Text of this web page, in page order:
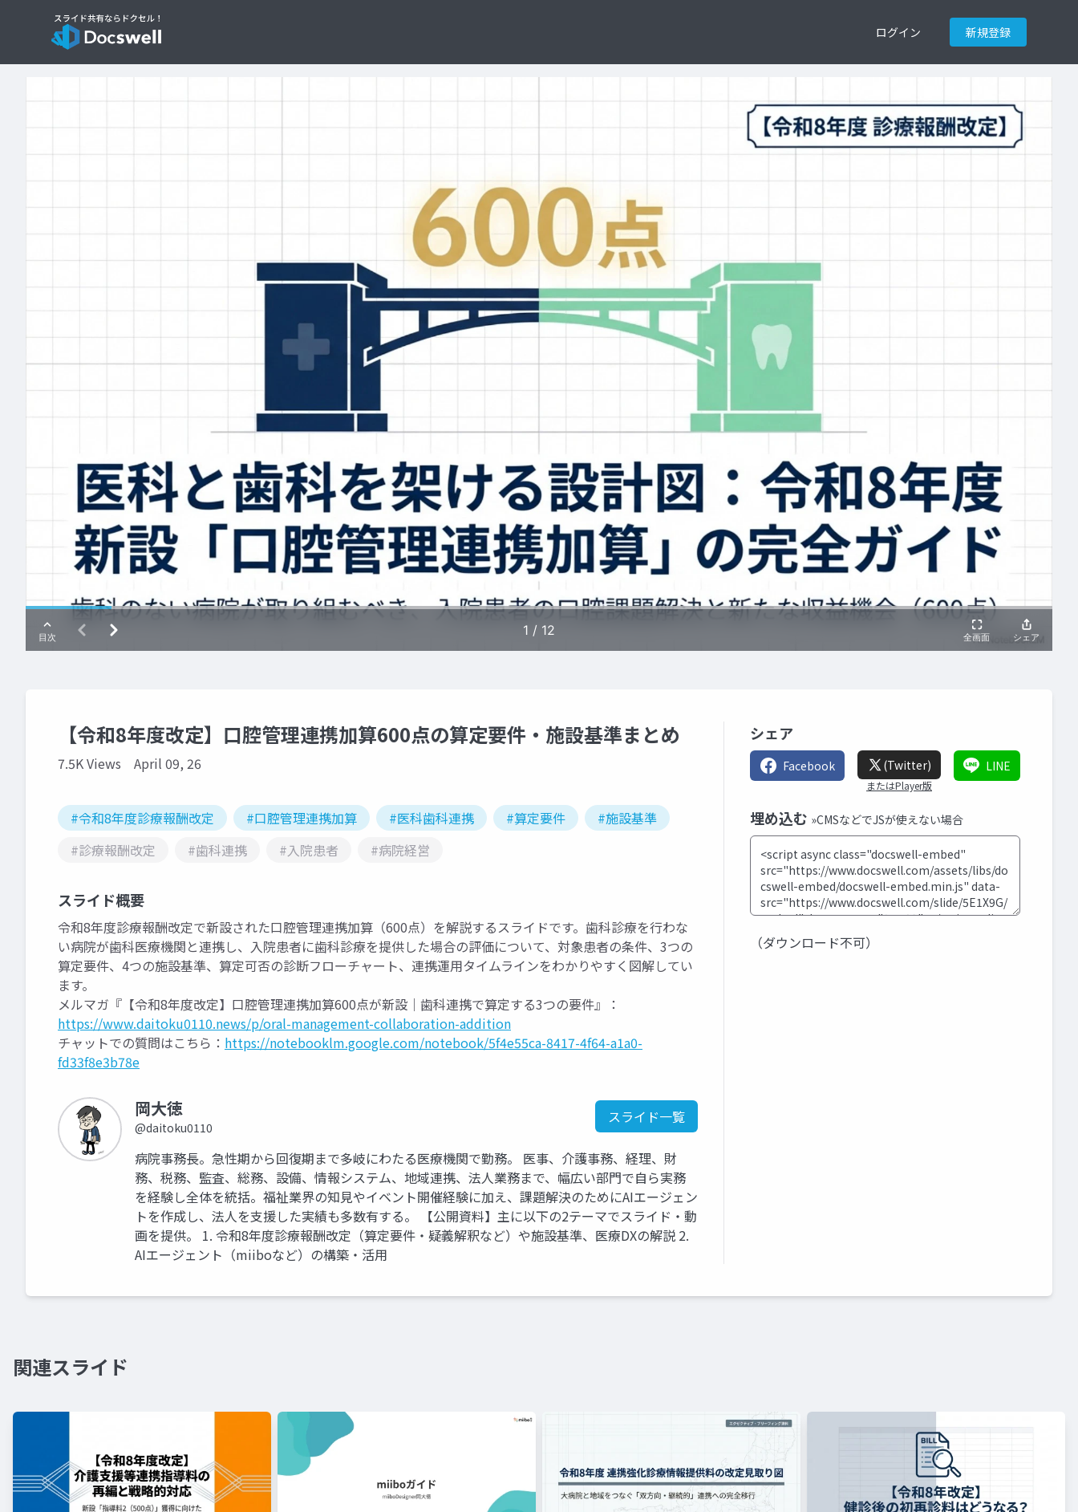
ログイン 新規登録
【令和8年度改定】口腔管理連携加算600点の算定要件・施設基準まとめ
7.5K Views April 09, 26
#令和8年度診療報酬改定 #口腔管理連携加算 #医科歯科連携 #算定要件
#施設基準
#診療報酬改定
#歯科連携 #入院患者 #病院経営
スライド概要
令和8年度診療報酬改定で新設された口腔管理連携加算（600点）を解説するスライドです。歯科診療を行わな
い病院が歯科医療機関と連携し、入院患者に歯科診療を提供した場合の評価について、対象患者の条件、3つの
算定要件、4つの施設基準、算定可否の診断フローチャート、連携運用タイムラインをわかりやすく図解してい
ます。
メルマガ『【令和8年度改定】口腔管理連携加算600点が新設｜歯科連携で算定する3つの要件』：
https://www.daitoku0110.news/p/oral-management-collaboration-addition
チャットでの質問はこちら： https://notebooklm.google.com/notebook/5f4e55ca-8417-4f64-a1a0-
fd33f8e3b78e
岡大徳
@daitoku0110
スライド一覧
病院事務長。急性期から回復期まで多岐にわたる医療機関で勤務。 医事、介護事務、経理、財
務、税務、監査、総務、設備、情報システム、地域連携、法人業務まで、幅広い部門で自ら実務
を経験し全体を統括。福祉業界の知見やイベント開催経験に加え、課題解決のためにAIエージェン
トを作成し、法人を支援した実績も多数有する。 【公開資料】主に以下の2テーマでスライド・動
画を提供。 1. 令和8年度診療報酬改定（算定要件・疑義解釈など）や施設基準、医療DXの解説 2.
AIエージェント（miiboなど）の構築・活用
シェア
Facebook (Twitter)
またはPlayer版
LINE
埋め込む »CMSなどでJSが使えない場合
（ダウンロード不可）
関連スライド